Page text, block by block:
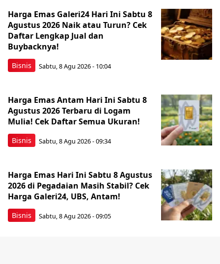
Bisnis
Harga Emas Galeri24 Hari Ini Sabtu 8
Agustus 2026 Naik atau Turun? Cek
Daftar Lengkap Jual dan
Buybacknya!
Sabtu, 8 Agu 2026 - 10:04
Bisnis
Harga Emas Antam Hari Ini Sabtu 8
Agustus 2026 Terbaru di Logam
Mulia! Cek Daftar Semua Ukuran!
Sabtu, 8 Agu 2026 - 09:34
Bisnis
Harga Emas Hari Ini Sabtu 8 Agustus
2026 di Pegadaian Masih Stabil? Cek
Harga Galeri24, UBS, Antam!
Sabtu, 8 Agu 2026 - 09:05